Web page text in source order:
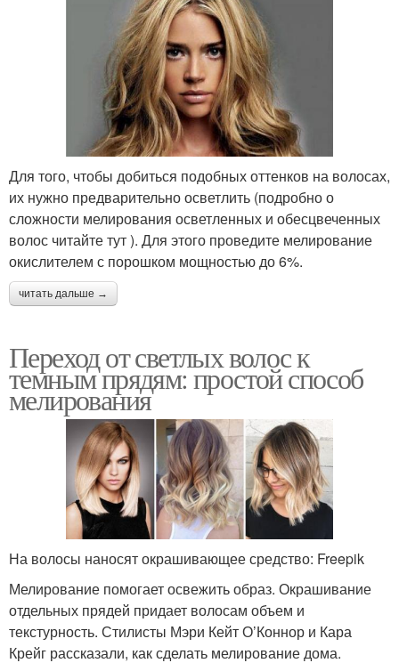
Для того, чтобы добиться подобных оттенков на волосах,
их нужно предварительно осветлить (подробно о
сложности мелирования осветленных и обесцвеченных
волос читайте тут ). Для этого проведите мелирование
окислителем с порошком мощностью до 6%.
читать дальше →
Переход от светлых волос к
темным прядям: простой способ
мелирования
На волосы наносят окрашивающее средство: Freepik
Мелирование помогает освежить образ. Окрашивание
отдельных прядей придает волосам объем и
текстурность. Стилисты Мэри Кейт О’Коннор и Кара
Крейг рассказали, как сделать мелирование дома.